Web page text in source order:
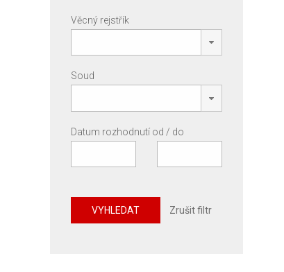
Věcný rejstřík
Soud
Datum rozhodnutí od / do
VYHLEDAT Zrušit filtr